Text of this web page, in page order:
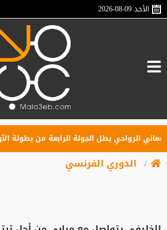
الأحد2026-08-09
الرواحي بطل الجولة الرابعة من بطولة الأردن
الدوري الفرنسي